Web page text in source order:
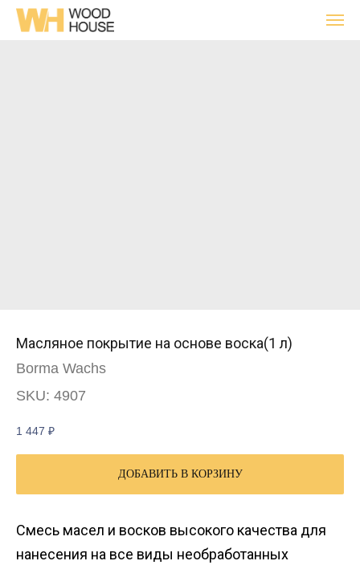
Масляное покрытие на основе воска(1 л)
Borma Wachs
SKU: 4907
1 447 ₽
ДОБАВИТЬ В КОРЗИНУ
Смесь масел и восков высокого качества для
нанесения на все виды необработанных